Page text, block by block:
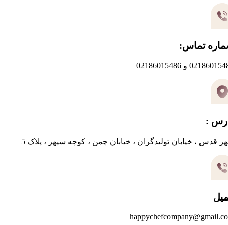
تماس:
و 02186015486
:
قدس ، خیابان تولیدگران ، خیابان چمن ، کوچه سپهر ، پلاک 5